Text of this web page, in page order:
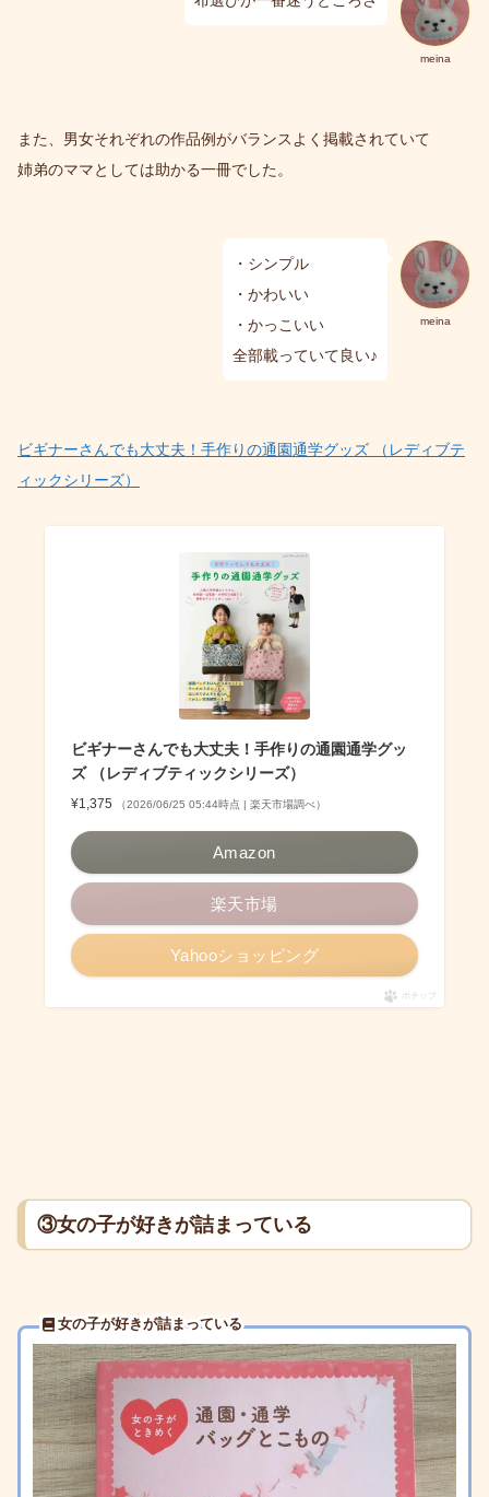
meina
また、男女それぞれの作品例がバランスよく掲載されていて
姉弟のママとしては助かる一冊でした。
meina
・シンプル
・かわいい
・かっこいい
全部載っていて良い♪
ビギナーさんでも大丈夫！手作りの通園通学グッズ （レディブテ
ィックシリーズ）
ビギナーさんでも大丈夫！手作りの通園通学グッ
ズ （レディブティックシリーズ）
¥1,375 （2026/06/25 05:44時点 | 楽天市場調べ）
Amazon
楽天市場
Yahooショッピング
ポチップ
③女の子が好きが詰まっている
女の子が好きが詰まっている